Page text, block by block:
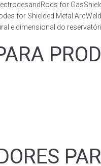
for
for Shielded Metal
e dimensional do